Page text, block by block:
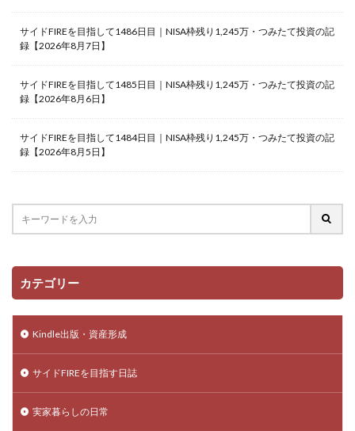
サイドFIREを目指して1486日目｜NISA枠残り1,245万・つみたて投資の記
録【2026年8月7日】
サイドFIREを目指して1485日目｜NISA枠残り1,245万・つみたて投資の記
録【2026年8月6日】
サイドFIREを目指して1484日目｜NISA枠残り1,245万・つみたて投資の記
録【2026年8月5日】
カテゴリー
Kindle出版・資産形成
サイドFIREを目指す日誌
実家暮らしの日常